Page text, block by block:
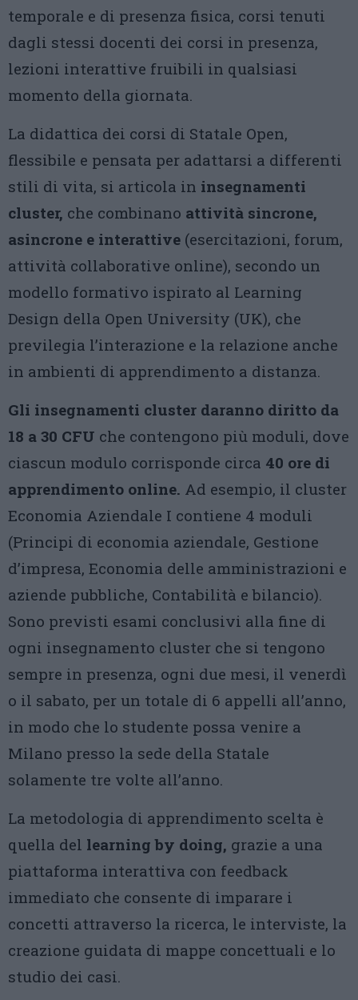
temporale e di presenza fisica, corsi tenuti
dagli stessi docenti dei corsi in presenza,
lezioni interattive fruibili in qualsiasi
momento della giornata.
La didattica dei corsi di Statale Open,
flessibile e pensata per adattarsi a differenti
stili di vita, si articola in insegnamenti
cluster, che combinano attività sincrone,
asincrone e interattive (esercitazioni, forum,
attività collaborative online), secondo un
modello formativo ispirato al Learning
Design della Open University (UK), che
previlegia l’interazione e la relazione anche
in ambienti di apprendimento a distanza.
Gli insegnamenti cluster daranno diritto da
18 a 30 CFU che contengono più moduli, dove
ciascun modulo corrisponde circa 40 ore di
apprendimento online. Ad esempio, il cluster
Economia Aziendale I contiene 4 moduli
(Principi di economia aziendale, Gestione
d’impresa, Economia delle amministrazioni e
aziende pubbliche, Contabilità e bilancio).
Sono previsti esami conclusivi alla fine di
ogni insegnamento cluster che si tengono
sempre in presenza, ogni due mesi, il venerdì
o il sabato, per un totale di 6 appelli all’anno,
in modo che lo studente possa venire a
Milano presso la sede della Statale
solamente tre volte all’anno.
La metodologia di apprendimento scelta è
quella del learning by doing, grazie a una
piattaforma interattiva con feedback
immediato che consente di imparare i
concetti attraverso la ricerca, le interviste, la
creazione guidata di mappe concettuali e lo
studio dei casi.